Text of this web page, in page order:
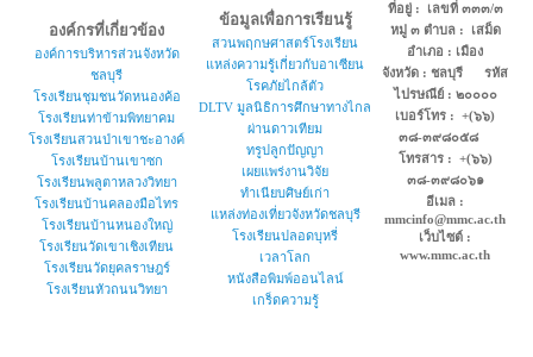
องค์กรที่เกี่ยวข้อง
องค์การบริหารส่วนจังหวัด
ชลบุรี
โรงเรียนชุมชนวัดหนองค้อ
โรงเรียนท่าข้ามพิทยาคม
โรงเรียนสวนป่าเขาชะอางค์
โรงเรียนบ้านเขาซก
โรงเรียนพลูตาหลวงวิทยา
โรงเรียนบ้านคลองมือไทร
โรงเรียนบ้านหนองใหญ่
โรงเรียนวัดเขาเชิงเทียน
โรงเรียนวัดยุคลราษฎร์
โรงเรียนหัวถนนวิทยา
ข้อมูลเพื่อการเรียนรู้
สวนพฤกษศาสตร์โรงเรียน
แหล่งความรู้เกี่ยวกับอาเซียน
โรคภัยไกล้ตัว
DLTV มูลนิธิการศึกษาทางไกล
ผ่านดาวเทียม
ทรูปลูกปัญญา
เผยแพร่งานวิจัย
ทำเนียบศิษย์เก่า
แหล่งท่องเที่ยวจังหวัดชลบุรี
โรงเรียนปลอดบุหรี่
เวลาโลก
หนังสือพิมพ์ออนไลน์
เกร็ดความรู้
ที่อยู่ : เลขที่ ๓๓๓/๓
หมู่ ๓ ตำบล : เสม็ด
อำเภอ : เมือง
จังหวัด : ชลบุรี รหัส
ไปรษณีย์ : ๒๐๐๐๐
เบอร์โทร : +(๖๖)
๓๘-๓๙๘๐๕๘
โทรสาร : +(๖๖)
๓๘-๓๙๘๐๖๑
อีเมล :
mmcinfo@mmc.ac.th
เว็บไซต์ :
www.mmc.ac.th